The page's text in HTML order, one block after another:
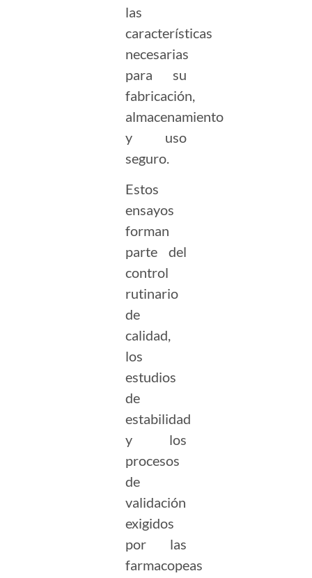
las
características
necesarias
para su
fabricación,
almacenamiento
y uso
seguro.
Estos
ensayos
forman
parte del
control
rutinario
de
calidad,
los
estudios
de
estabilidad
y los
procesos
de
validación
exigidos
por las
farmacopeas